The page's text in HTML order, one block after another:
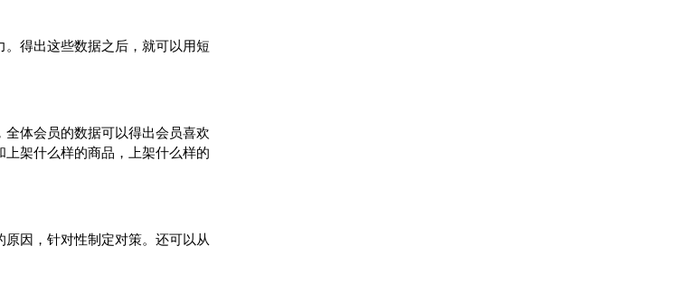
得出这些数据之后，就可以用短
体会员的数据可以得出会员喜欢
架什么样的商品，上架什么样的
因，针对性制定对策。还可以从